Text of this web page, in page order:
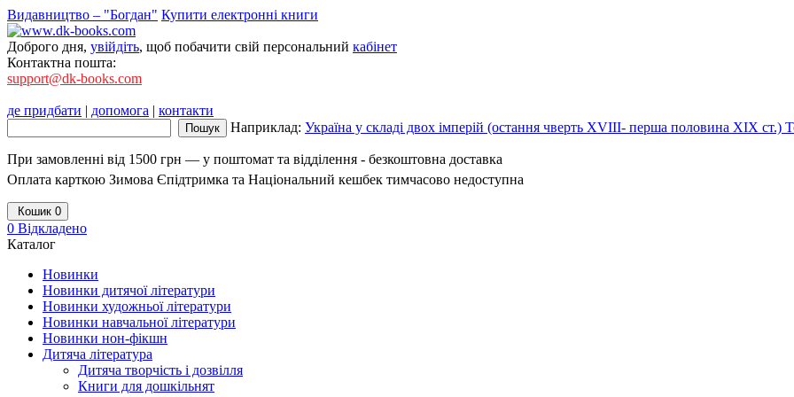
Видавництво – "Богдан" Купити електронні книги
Доброго дня, увійдіть, щоб побачити свій персональний кабінет
Контактна пошта:
support@dk-books.com
де придбати | допомога | контакти
Наприклад: Україна у складі двох імперій (остання чверть XVIII- перша половина ХІХ ст.)
При замовленні від 1500 грн — у поштомат та відділення - безкоштовна доставка
Оплата карткою Зимова Єпідтримка та Національний кешбек тимчасово недоступна
Кошик 0
0 Відкладено
Каталог
Новинки
Новинки дитячої літератури
Новинки художньої літератури
Новинки навчальної літератури
Новинки нон-фікшн
Дитяча література
Дитяча творчість і дозвілля
Книги для дошкільнят